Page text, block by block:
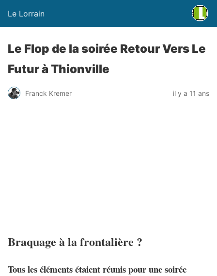
Le Lorrain
Le Flop de la soirée Retour Vers Le
Futur à Thionville
Franck Kremer il y a 11 ans
Braquage à la frontalière ?
Tous les éléments étaient réunis pour une soirée